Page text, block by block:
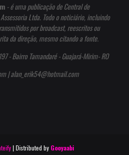
- é uma publicação de Central de
Ltda. Todo o noticiário, incluindo
por broadcast, reescritos ou
da direção, mesmo citando a fonte.
- Bairro Tamandaré - Guajará-Mirim- RO
| alan_erik54@hotmail.com
| Distributed by Gooyaabi